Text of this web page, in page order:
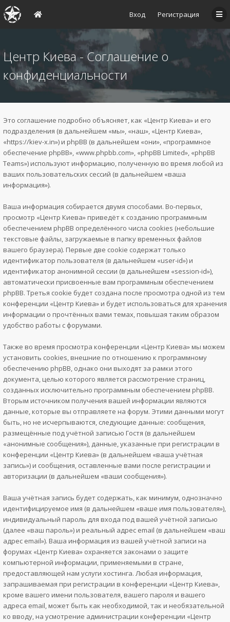
Вход Регистрация
Центр Киева - Соглашение о
конфиденциальности
Это соглашение подробно объясняет, как «Центр Киева» и его
подразделения (в дальнейшем «мы», «наш», «Центр Киева»,
«https://kiev-x.in») и phpBB (в дальнейшем «они», «программное
обеспечение phpBB», «www.phpbb.com», «phpBB Limited», «phpBB
Teams») используют информацию, полученную во время любой из
ваших пользовательских сессий (в дальнейшем «ваша
информация»).
Ваша информация собирается двумя способами. Во-первых,
просмотр «Центр Киева» приведёт к созданию программным
обеспечением phpBB определённого числа cookies (небольшие
текстовые файлы, загружаемые в папку временных файлов
вашего браузера). Первые две cookie содержат только
идентификатор пользователя (в дальнейшем «user-id») и
идентификатор анонимной сессии (в дальнейшем «session-id»),
автоматически присвоенные вам программным обеспечением
phpBB. Третья cookie будет создана после просмотра одной из тем
конференции «Центр Киева» и будет использоваться для хранения
информации о прочтённых вами темах, повышая таким образом
удобство работы с форумами.
Также во время просмотра конференции «Центр Киева» мы можем
установить cookies, внешние по отношению к программному
обеспечению phpBB, однако они выходят за рамки этого
документа, целью которого является рассмотрение страниц,
созданных исключительно программным обеспечением phpBB.
Вторым источником получения вашей информации являются
данные, которые вы отправляете на форум. Этими данными могут
быть, но не исчерпываются, следующие данные: сообщения,
размещённые под учётной записью Гостя (в дальнейшем
«анонимные сообщения»), данные, указанные при регистрации в
конференции «Центр Киева» (в дальнейшем «ваша учётная
запись») и сообщения, оставленные вами после регистрации и
авторизации (в дальнейшем «ваши сообщения»).
Ваша учётная запись будет содержать, как минимум, однозначно
идентифицируемое имя (в дальнейшем «ваше имя пользователя»),
индивидуальный пароль для входа под вашей учётной записью
(далее «ваш пароль») и реальный адрес email (в дальнейшем «ваш
адрес email»). Ваша информация из вашей учётной записи на
форумах «Центр Киева» охраняется законами о защите
компьютерной информации, применяемыми в стране,
предоставляющей нам услуги хостинга. Любая информация,
запрашиваемая при регистрации в конференции «Центр Киева»,
кроме вашего имени пользователя, вашего пароля и вашего
адреса email, может быть как необходимой, так и необязательной
ко вводу, на усмотрение администрации конференции «Центр